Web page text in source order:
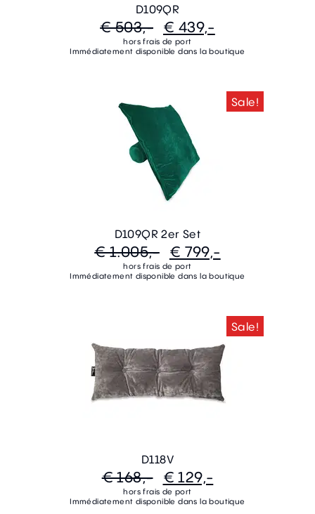
D109QR
€ 503,- € 439,-
hors frais de port
Immédiatement disponible dans la boutique
Sale!
D109QR 2er Set
€ 1.005,- € 799,-
hors frais de port
Immédiatement disponible dans la boutique
Sale!
D118V
€ 168,- € 129,-
hors frais de port
Immédiatement disponible dans la boutique